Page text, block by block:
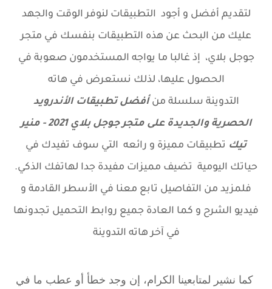
لتقديم أفضل و أجود التطبيقات لنوفر الوقت والجهد
عليك من البحث عن هذه التطبيقات بنفسك في متجر
جوجل بلاي، إذ غالبا ما يواجه المستخدمون صعوبة في
الحصول عليها، لذلك نستعرض في هاته
التدوينة سلسلة منأفضل تطبيقات الأندرويد
الحصرية والجديدة على متجر جوجل بلاي 2021 - منير
تيك تطبيقات مميزة و رائعه التي سوف تفيدك في
حياتك اليومية تضيف مميزات مفيدة جدا لهاتفك الذكي.
فلمزيد من التفاصيل تابع معنا في الأسطر القادمة و
فيديو الشرح و كما العادة جميع روابط التحميل تجدونها
في آخر هاته التدوينة
كما نشير لمتابعينا الكرام، إن وجد خطأ أو عطب ما في